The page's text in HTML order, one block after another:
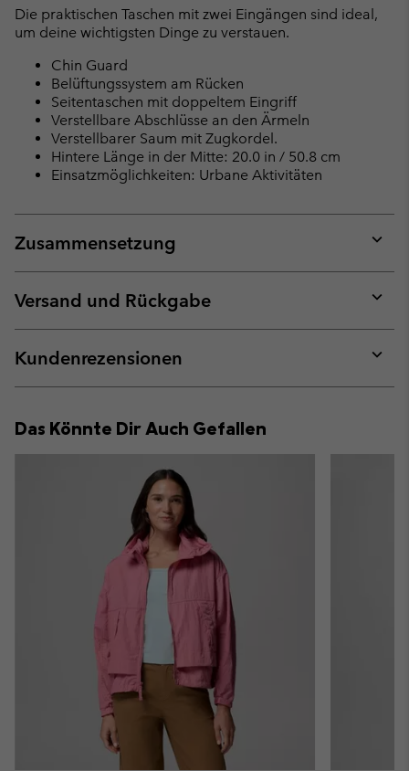
Die praktischen Taschen mit zwei Eingängen sind ideal,
um deine wichtigsten Dinge zu verstauen.
Chin Guard
Belüftungssystem am Rücken
Seitentaschen mit doppeltem Eingriff
Verstellbare Abschlüsse an den Ärmeln
Verstellbarer Saum mit Zugkordel.
Hintere Länge in der Mitte: 20.0 in / 50.8 cm
Einsatzmöglichkeiten: Urbane Aktivitäten
Zusammensetzung
or
Versand und Rückgabe
or
Kundenrezensionen
or
Das Könnte Dir Auch Gefallen